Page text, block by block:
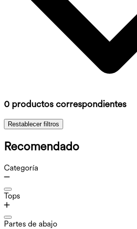
0 productos correspondientes
Restablecer filtros
Recomendado
Categoría
Tops
Partes de abajo